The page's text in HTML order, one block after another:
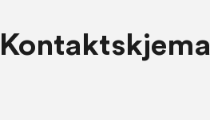
Kontaktskjema